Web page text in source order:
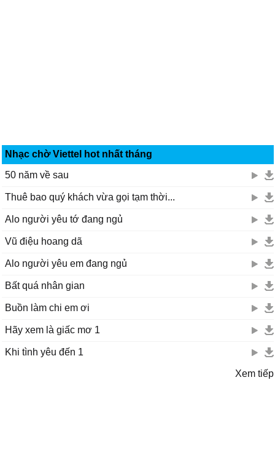
Nhạc chờ Viettel hot nhất tháng
50 năm về sau
Thuê bao quý khách vừa gọi tạm thời...
Alo người yêu tớ đang ngủ
Vũ điệu hoang dã
Alo người yêu em đang ngủ
Bất quá nhân gian
Buồn làm chi em ơi
Hãy xem là giấc mơ 1
Khi tình yêu đến 1
Xem tiếp